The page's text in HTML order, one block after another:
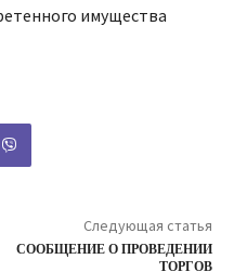
имущества
Следующая статья
СООБЩЕНИЕ О ПРОВЕДЕНИИ
ТОРГОВ